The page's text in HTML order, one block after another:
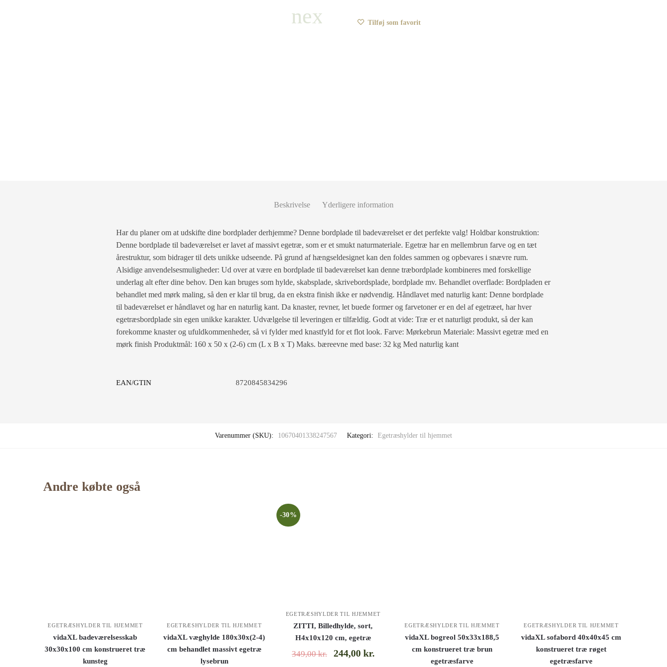
Tilføj som favorit
Beskrivelse Yderligere information
Har du planer om at udskifte dine bordplader derhjemme? Denne bordplade til badeværelset er det perfekte valg! Holdbar konstruktion:
Denne bordplade til badeværelset er lavet af massivt egetræ, som er et smukt naturmateriale. Egetræ har en mellembrun farve og en tæt
årestruktur, som bidrager til dets unikke udseende. På grund af hængseldesignet kan den foldes sammen og opbevares i snævre rum.
Alsidige anvendelsesmuligheder: Ud over at være en bordplade til badeværelset kan denne træbordplade kombineres med forskellige
underlag alt efter dine behov. Den kan bruges som hylde, skabsplade, skrivebordsplade, bordplade mv. Behandlet overflade: Bordpladen er
behandlet med mørk maling, så den er klar til brug, da en ekstra finish ikke er nødvendig. Håndlavet med naturlig kant: Denne bordplade
til badeværelset er håndlavet og har en naturlig kant. Da knaster, revner, let buede former og farvetoner er en del af egetræet, har hver
egetræsbordplade sin egen unikke karakter. Udvælgelse til leveringen er tilfældig. Godt at vide: Træ er et naturligt produkt, så der kan
forekomme knaster og ufuldkommenheder, så vi fylder med knastfyld for et flot look. Farve: Mørkebrun Materiale: Massivt egetræ med en
mørk finish Produktmål: 160 x 50 x (2-6) cm (L x B x T) Maks. bæreevne med base: 32 kg Med naturlig kant
EAN/GTIN 8720845834296
Varenummer (SKU): 10670401338247567 Kategori: Egetræshylder til hjemmet
Andre købte også
EGETRÆSHYLDER TIL HJEMMET
vidaXL badeværelsesskab
30x30x100 cm konstrueret træ
kunsteg
EGETRÆSHYLDER TIL HJEMMET
vidaXL væghylde 180x30x(2-4)
cm behandlet massivt egetræ
lysebrun
-30%
EGETRÆSHYLDER TIL HJEMMET
ZITTI, Billedhylde, sort,
H4x10x120 cm, egetræ
349,00kr. 244,00 kr.
EGETRÆSHYLDER TIL HJEMMET
vidaXL bogreol 50x33x188,5
cm konstrueret træ brun
egetræsfarve
EGETRÆSHYLDER TIL HJEMMET
vidaXL sofabord 40x40x45 cm
konstrueret træ røget
egetræsfarve